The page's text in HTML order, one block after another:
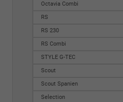
Octavia Combi
RS
RS 230
RS Combi
STYLE G-TEC
Scout
Scout Spanien
Selection